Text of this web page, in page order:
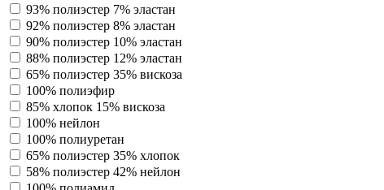
93% полиэстер 7% эластан
92% полиэстер 8% эластан
90% полиэстер 10% эластан
88% полиэстер 12% эластан
65% полиэстер 35% вискоза
100% полиэфир
85% хлопок 15% вискоза
100% нейлон
100% полиуретан
65% полиэстер 35% хлопок
58% полиэстер 42% нейлон